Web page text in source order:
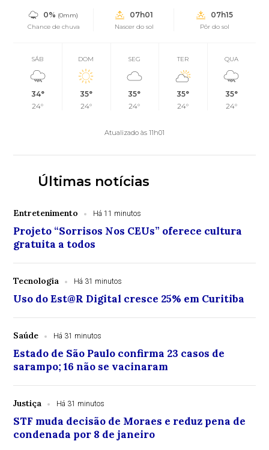
0% (0mm)
Chance de chuva
07h01
Nascer do sol
07h15
Pôr do sol
SÁB
34°
24°
DOM
35°
24°
SEG
35°
24°
TER
35°
24°
QUA
35°
24°
Atualizado às 11h01
Últimas notícias
Entretenimento Há 11 minutos
Projeto “Sorrisos Nos CEUs” oferece cultura
gratuita a todos
Tecnologia Há 31 minutos
Uso do Est@R Digital cresce 25% em Curitiba
Saúde Há 31 minutos
Estado de São Paulo confirma 23 casos de
sarampo; 16 não se vacinaram
Justiça Há 31 minutos
STF muda decisão de Moraes e reduz pena de
condenada por 8 de janeiro